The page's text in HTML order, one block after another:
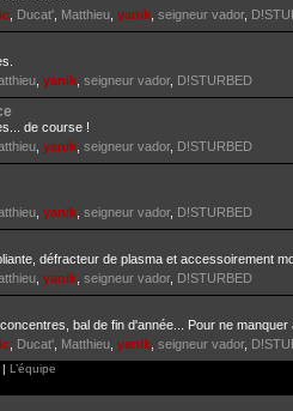
Ducat' Matthieu yanik seigneur vador,
yanik seigneur vador, D!STURBED
de course !
yanik seigneur vador, D!STURBED
yanik seigneur vador, D!STURBED
défracteur de plasma et accessoirement
yanik seigneur vador, D!STURBED
bal de fin d'année... Pour ne manquer
Ducat' Matthieu yanik seigneur vador,
| L’équipe